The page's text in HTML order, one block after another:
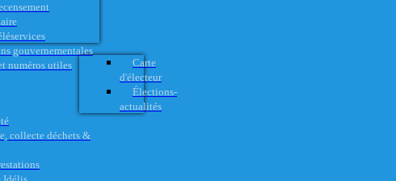
gouvernementales
numéros utiles
Carte
d'électeur
Élections-
actualités
collecte déchets &